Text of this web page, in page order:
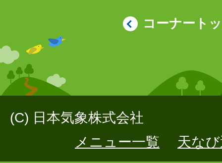
コーナート
(C) 日本気象株式会社
メニュー一覧
天な